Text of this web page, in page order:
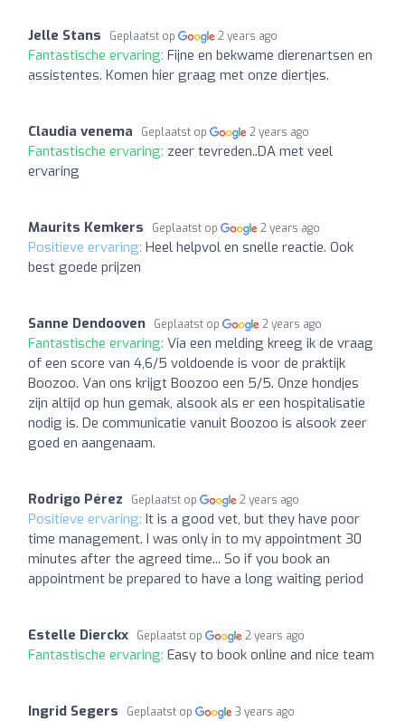
Jelle Stans Geplaatst op 2 years ago
Fantastische ervaring: Fijne en bekwame dierenartsen en
assistentes. Komen hier graag met onze diertjes.
Claudia venema Geplaatst op 2 years ago
Fantastische ervaring: zeer tevreden..DA met veel
ervaring
Maurits Kemkers Geplaatst op 2 years ago
Positieve ervaring: Heel helpvol en snelle reactie. Ook
best goede prijzen
Sanne Dendooven Geplaatst op 2 years ago
Fantastische ervaring: Via een melding kreeg ik de vraag
of een score van 4,6/5 voldoende is voor de praktijk
Boozoo. Van ons krijgt Boozoo een 5/5. Onze hondjes
zijn altijd op hun gemak, alsook als er een hospitalisatie
nodig is. De communicatie vanuit Boozoo is alsook zeer
goed en aangenaam.
Rodrigo Pérez Geplaatst op 2 years ago
Positieve ervaring: It is a good vet, but they have poor
time management. I was only in to my appointment 30
minutes after the agreed time... So if you book an
appointment be prepared to have a long waiting period
Estelle Dierckx Geplaatst op 2 years ago
Fantastische ervaring: Easy to book online and nice team
Ingrid Segers Geplaatst op 3 years ago